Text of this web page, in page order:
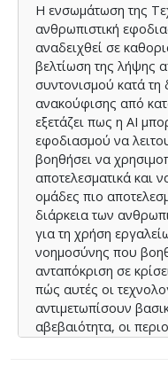
Η ενσωμάτωση της
ανθρωπιστική
αναδειχθεί σε
βελτίωση της λήψης
συντονισμού κατά τη
ανακούφισης από
εξετάζει πως η AI
εφοδιασμού να
βοηθήσει να
αποτελεσματικά και
ομάδες πιο
διάρκεια των
για τη χρήση
νοημοσύνης που
ανταπόκριση σε
πώς αυτές οι
αντιμετωπίσουν
αβεβαιότητα, οι